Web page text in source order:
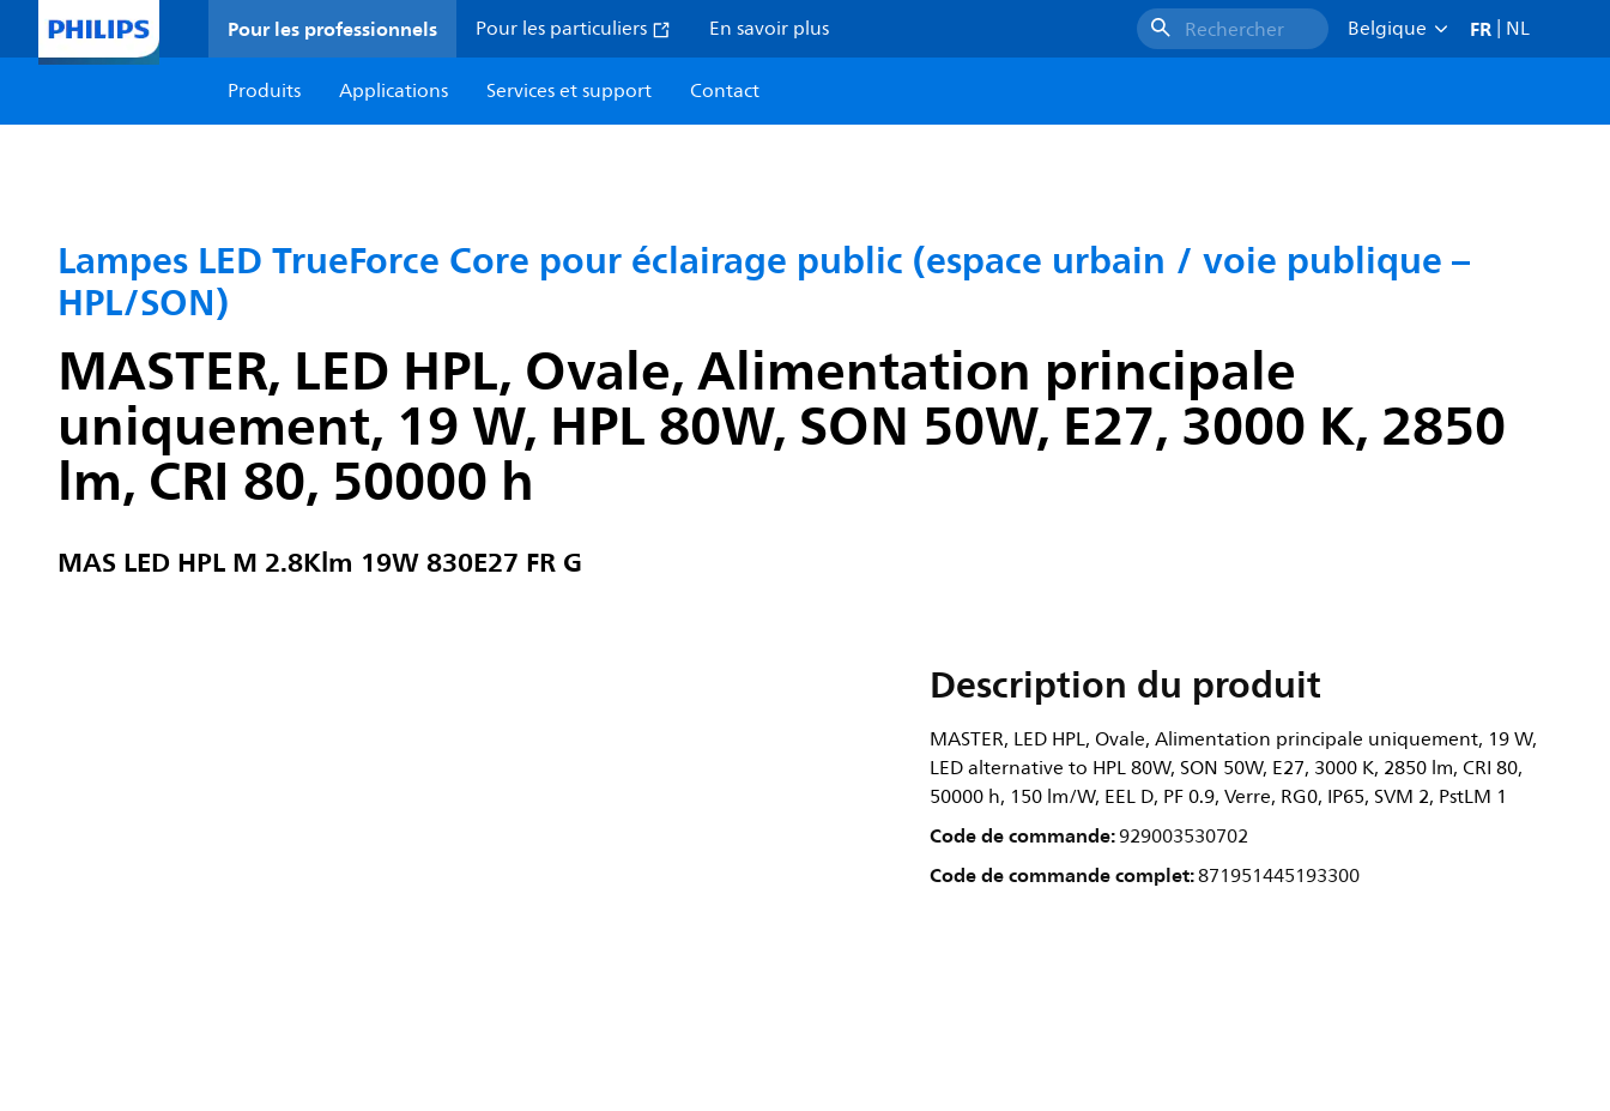
Pour les professionnels Pour les particuliers En savoir plus Rechercher Belgique FR | NL
Produits
Applications Services et support Contact
Lampes LED TrueForce Core pour éclairage public (espace urbain / voie publique –
HPL/SON)
MASTER, LED HPL, Ovale, Alimentation principale
uniquement, 19 W, HPL 80W, SON 50W, E27, 3000 K, 2850
lm, CRI 80, 50000 h
MAS LED HPL M 2.8Klm 19W 830E27 FR G
Description du produit
MASTER, LED HPL, Ovale, Alimentation principale uniquement, 19 W,
LED alternative to HPL 80W, SON 50W, E27, 3000 K, 2850 lm, CRI 80,
50000 h, 150 lm/W, EEL D, PF 0.9, Verre, RG0, IP65, SVM 2, PstLM 1
Code de commande:929003530702
Code de commande complet:871951445193300